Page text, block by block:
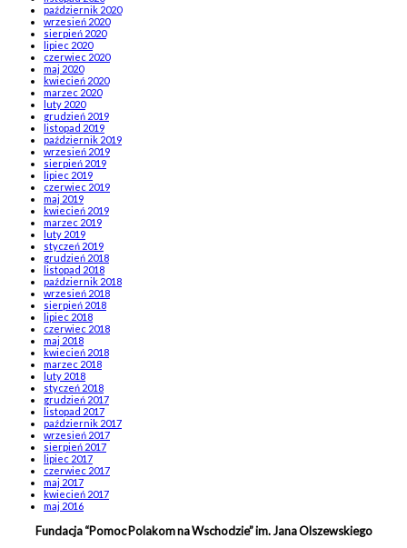
październik 2020
wrzesień 2020
sierpień 2020
lipiec 2020
czerwiec 2020
maj 2020
kwiecień 2020
marzec 2020
luty 2020
grudzień 2019
listopad 2019
październik 2019
wrzesień 2019
sierpień 2019
lipiec 2019
czerwiec 2019
maj 2019
kwiecień 2019
marzec 2019
luty 2019
styczeń 2019
grudzień 2018
listopad 2018
październik 2018
wrzesień 2018
sierpień 2018
lipiec 2018
czerwiec 2018
maj 2018
kwiecień 2018
marzec 2018
luty 2018
styczeń 2018
grudzień 2017
listopad 2017
październik 2017
wrzesień 2017
sierpień 2017
lipiec 2017
czerwiec 2017
maj 2017
kwiecień 2017
maj 2016
Fundacja “Pomoc Polakom na Wschodzie” im. Jana Olszewskiego